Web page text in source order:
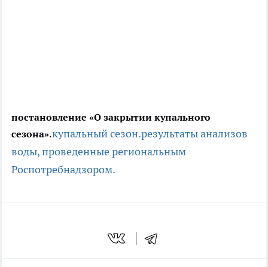
постановление «О закрытии купального
сезона».купальный сезон.результаты анализов
воды, проведенные региональным
Роспотребнадзором.